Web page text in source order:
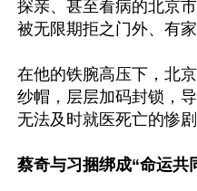
探亲、甚至看病的北京
被无限期拒之门外、有家
在他的铁腕高压下，北
纱帽，层层加码封锁，
无法及时就医死亡的惨剧
蔡奇与习捆绑成“命运共